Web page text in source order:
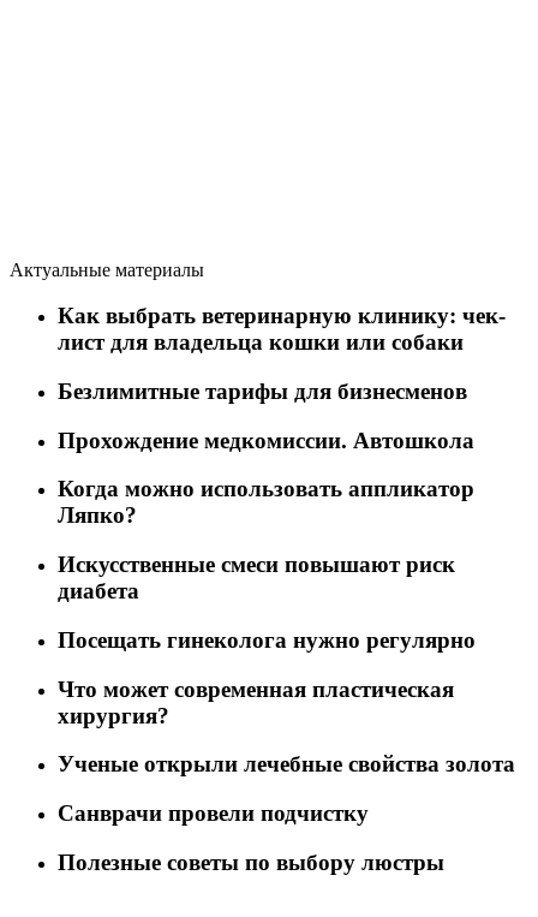
Актуальные материалы
Как выбрать ветеринарную клинику: чек-
лист для владельца кошки или собаки
Безлимитные тарифы для бизнесменов
Прохождение медкомиссии. Автошкола
Когда можно использовать аппликатор
Ляпко?
Искусственные смеси повышают риск
диабета
Посещать гинеколога нужно регулярно
Что может современная пластическая
хирургия?
Ученые открыли лечебные свойства золота
Санврачи провели подчистку
Полезные советы по выбору люстры